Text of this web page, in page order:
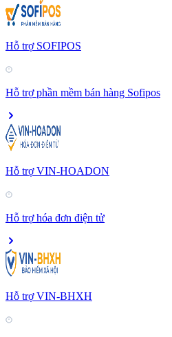
Hỗ trợ SOFIPOS
Hỗ trợ phần mềm bán hàng Sofipos
Hỗ trợ VIN-HOADON
Hỗ trợ hóa đơn điện tử
Hỗ trợ VIN-BHXH